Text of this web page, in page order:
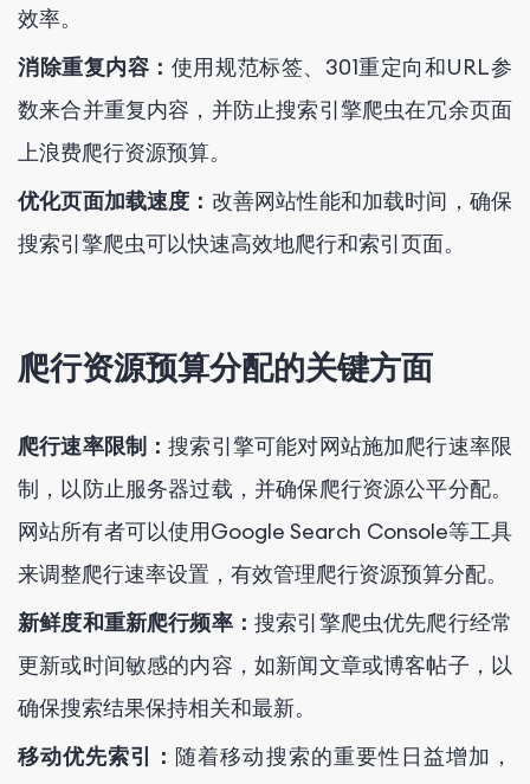
效率。
消除重复内容： 使用规范标签、301重定向和URL参
数来合并重复内容，并防止搜索引擎爬虫在冗余页面
上浪费爬行资源预算。
优化页面加载速度： 改善网站性能和加载时间，确保
搜索引擎爬虫可以快速高效地爬行和索引页面。
爬行资源预算分配的关键方面
爬行速率限制：搜索引擎可能对网站施加爬行速率限
制，以防止服务器过载，并确保爬行资源公平分配。
网站所有者可以使用Google Search Console等工具
来调整爬行速率设置，有效管理爬行资源预算分配。
新鲜度和重新爬行频率： 搜索引擎爬虫优先爬行经常
更新或时间敏感的内容，如新闻文章或博客帖子，以
确保搜索结果保持相关和最新。
移动优先索引： 随着移动搜索的重要性日益增加，